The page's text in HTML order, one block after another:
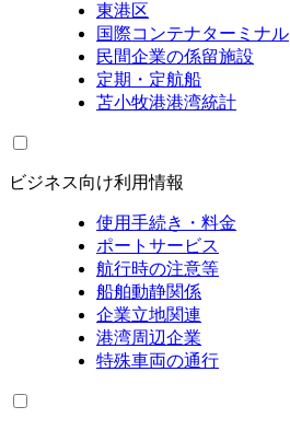
東港区
国際コンテナターミナル
民間企業の係留施設
定期・定航船
苫小牧港港湾統計
ビジネス向け利用情報
使用手続き・料金
ポートサービス
航行時の注意等
船舶動静関係
企業立地関連
港湾周辺企業
特殊車両の通行